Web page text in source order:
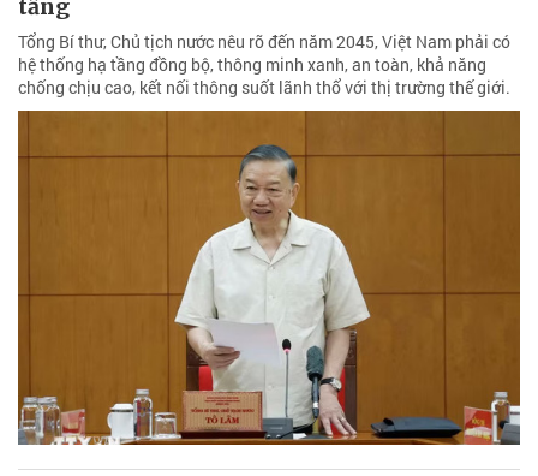
tầng
Tổng Bí thư, Chủ tịch nước nêu rõ đến năm 2045, Việt Nam phải có
hệ thống hạ tầng đồng bộ, thông minh xanh, an toàn, khả năng
chống chịu cao, kết nối thông suốt lãnh thổ với thị trường thế giới.